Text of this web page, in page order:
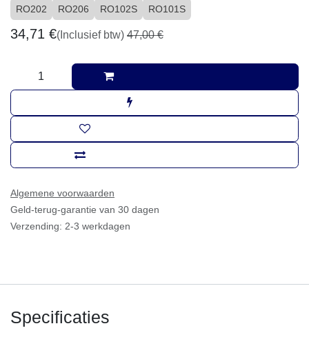
RO202 RO206 RO102S RO101S
34,71 €(Inclusief btw) 47,00€
Algemene voorwaarden
Geld-terug-garantie van 30 dagen
Verzending: 2-3 werkdagen
Specificaties